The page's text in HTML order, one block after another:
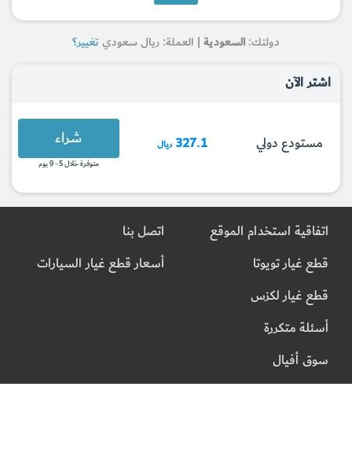
دولتك: السعودية | العملة: ريال سعوديتغيير؟
اشتر الآن
مستودع دولي 327.1 ريال شراء
متوفرة خلال 5 - 9 يوم
اتفاقية استخدام الموقع
قطع غيار تويوتا
قطع غيار لكزس
أسئلة متكررة
سوق أفيال
اتصل بنا
أسعار قطع غيار السيارات